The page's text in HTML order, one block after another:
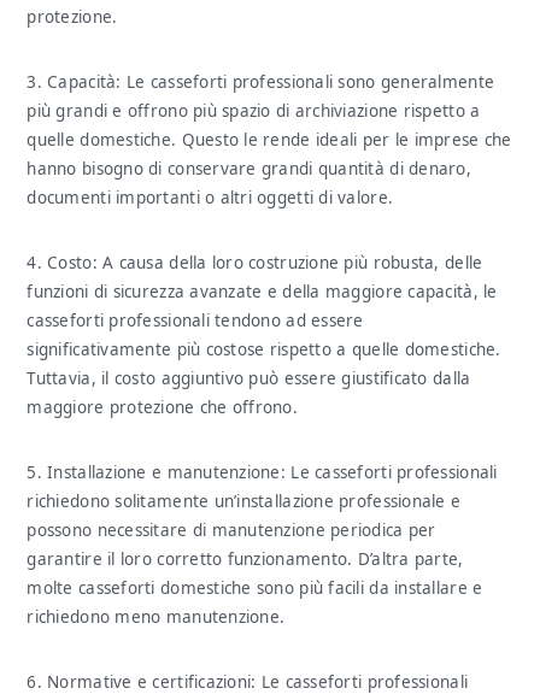
protezione.
3. Capacità: Le casseforti professionali sono generalmente
più grandi e offrono più spazio di archiviazione rispetto a
quelle domestiche. Questo le rende ideali per le imprese che
hanno bisogno di conservare grandi quantità di denaro,
documenti importanti o altri oggetti di valore.
4. Costo: A causa della loro costruzione più robusta, delle
funzioni di sicurezza avanzate e della maggiore capacità, le
casseforti professionali tendono ad essere
significativamente più costose rispetto a quelle domestiche.
Tuttavia, il costo aggiuntivo può essere giustificato dalla
maggiore protezione che offrono.
5. Installazione e manutenzione: Le casseforti professionali
richiedono solitamente un’installazione professionale e
possono necessitare di manutenzione periodica per
garantire il loro corretto funzionamento. D’altra parte,
molte casseforti domestiche sono più facili da installare e
richiedono meno manutenzione.
6. Normative e certificazioni: Le casseforti professionali